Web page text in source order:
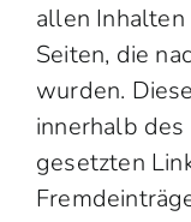
allen
Seiten, die
wurden.
innerhalb
gesetzten